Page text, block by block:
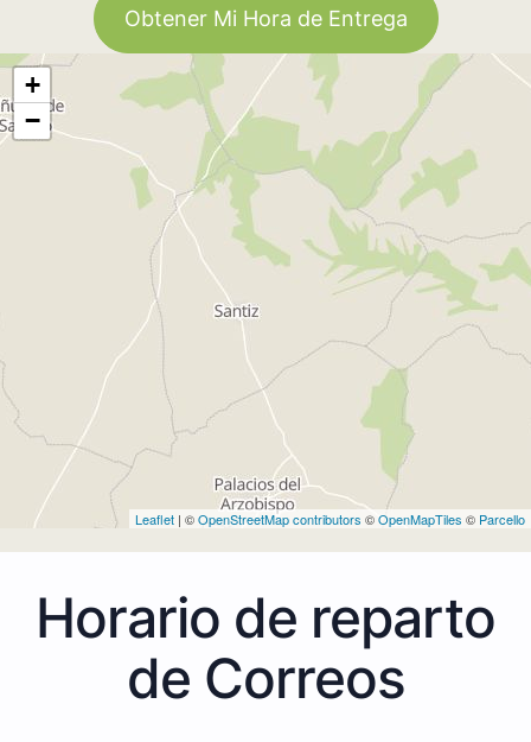
Obtener Mi Hora de Entrega
+
−
Leaflet | ©OpenStreetMap contributors ©OpenMapTiles © Parcello
Horario de reparto
de Correos